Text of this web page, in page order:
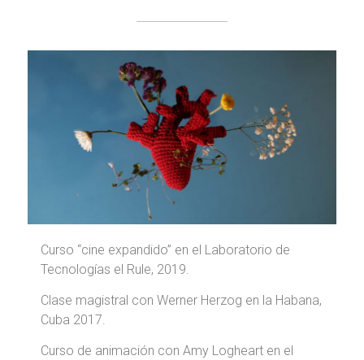
Curso “cine expandido” en el Laboratorio de
Tecnologías el Rule, 2019.
Clase magistral con Werner Herzog en la Habana,
Cuba 2017.
Curso de animación con Amy Logheart en el